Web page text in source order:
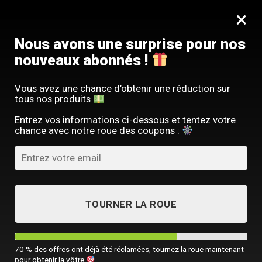
contenu
ACCUEIL / TOUTES NOS SACOCHES HOMME
×
Nous avons une surprise pour nos
nouveaux abonnés !
Vous avez une chance d’obtenir une réduction sur
tous nos produits
Entrez vos informations ci-dessous et tentez votre
chance avec notre roue des coupons :
TOURNER LA ROUE
70 % des offres ont déjà été réclamées, tournez la roue maintenant
pour obtenir la vôtre